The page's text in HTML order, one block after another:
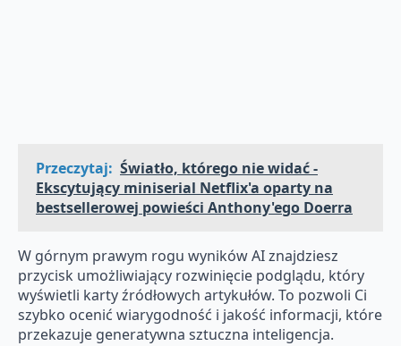
Przeczytaj: Światło, którego nie widać -
Ekscytujący miniserial Netflix'a oparty na
bestsellerowej powieści Anthony'ego Doerra
W górnym prawym rogu wyników AI znajdziesz
przycisk umożliwiający rozwinięcie podglądu, który
wyświetli karty źródłowych artykułów. To pozwoli Ci
szybko ocenić wiarygodność i jakość informacji, które
przekazuje generatywna sztuczna inteligencja.